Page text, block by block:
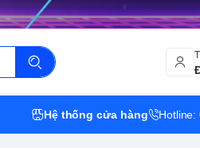
Hệ thống cửa hàng Hotline: